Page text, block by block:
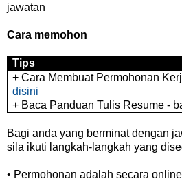
jawatan
Cara memohon
Tips
+ Cara Membuat Permohonan
disini
+ Baca Panduan Tulis Resume -
Bagi anda yang berminat dengan
sila ikuti langkah-langkah yang
• Permohonan adalah secara